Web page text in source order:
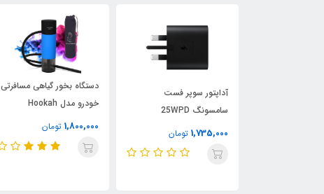
آداپتور سوپر فست
سامسونگ 25WPD
Adapter USB-C
1,735,000 تومان
دستگاه بخور گیاهی مسافرتی
خودرو مدل Hookah
1,800,000 تومان